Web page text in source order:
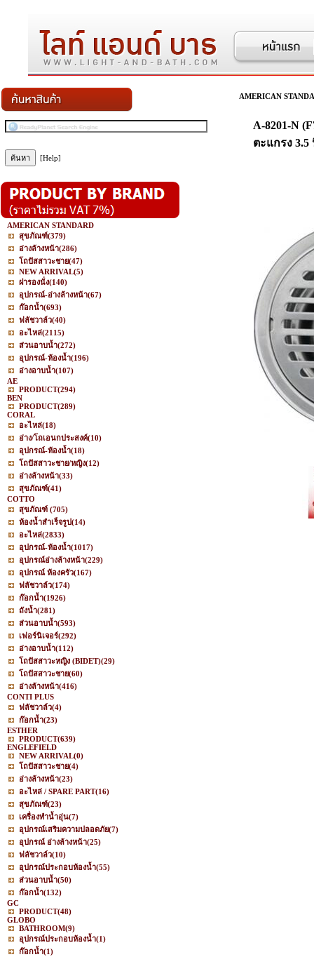
[Help]
AMERICAN STANDARD
สุขภัณฑ์(379)
อ่างล้างหน้า(286)
โถปัสสาวะชาย(47)
NEW ARRIVAL(5)
ฝารองนั่ง(140)
อุปกรณ์-อ่างล้างหน้า(67)
ก๊อกน้ำ(693)
ฟลัชวาล์ว(40)
อะไหล่(2115)
ส่วนอาบน้ำ(272)
อุปกรณ์-ห้องน้ำ(196)
อ่างอาบน้ำ(107)
AE
PRODUCT(294)
BEN
PRODUCT(289)
CORAL
อะไหล่(18)
อ่าง/โถเอนกประสงค์(10)
อุปกรณ์-ห้องน้ำ(18)
โถปัสสาวะชาย/หญิง(12)
อ่างล้างหน้า(33)
สุขภัณฑ์(41)
COTTO
สุขภัณฑ์ (705)
ห้องน้ำสำเร็จรูป(14)
อะไหล่(2833)
อุปกรณ์-ห้องน้ำ(1017)
อุปกรณ์อ่างล้างหน้า(229)
อุปกรณ์ ห้องครัว(167)
ฟลัชวาล์ว(174)
ก๊อกน้ำ(1926)
ถังน้ำ(281)
ส่วนอาบน้ำ(593)
เฟอร์นิเจอร์(292)
อ่างอาบน้ำ(112)
โถปัสสาวะหญิง (BIDET)(29)
โถปัสสาวะชาย(60)
อ่างล้างหน้า(416)
CONTI PLUS
ฟลัชวาล์ว(4)
ก๊อกน้ำ(23)
ESTHER
PRODUCT(639)
ENGLEFIELD
NEW ARRIVAL(0)
โถปัสสาวะชาย(4)
อ่างล้างหน้า(23)
อะไหล่ / SPARE PART(16)
สุขภัณฑ์(23)
เครื่องทำน้ำอุ่น(7)
อุปกรณ์เสริมความปลอดภัย(7)
อุปกรณ์ อ่างล้างหน้า(25)
ฟลัชวาล์ว(10)
อุปกรณ์ประกอบห้องน้ำ(55)
ส่วนอาบน้ำ(50)
ก๊อกน้ำ(132)
GC
PRODUCT(48)
GLOBO
BATHROOM(9)
อุปกรณ์ประกอบห้องน้ำ(1)
ก๊อกน้ำ(1)
AMERICAN
A-8201-N
ตะแกรง 3.5